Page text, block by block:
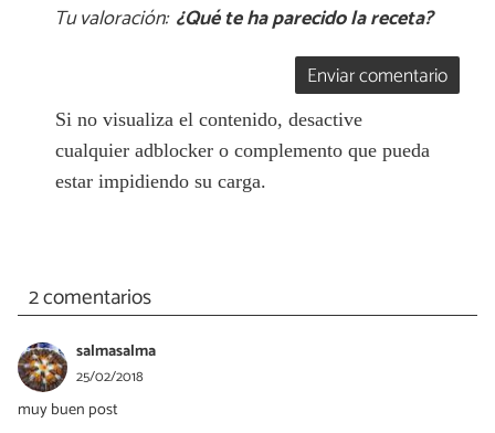
Tu valoración: ¿Qué te ha parecido la receta?
Enviar comentario
Si no visualiza el contenido, desactive
cualquier adblocker o complemento que pueda
estar impidiendo su carga.
2 comentarios
salmasalma
25/02/2018
muy buen post